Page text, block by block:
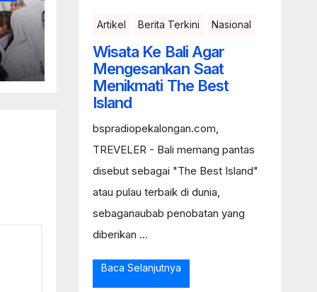
Artikel Berita Terkini Nasional
Wisata Ke Bali Agar
Mengesankan Saat
Menikmati The Best
Island
bspradiopekalongan.com,
TREVELER - Bali memang pantas
disebut sebagai "The Best Island"
atau pulau terbaik di dunia,
sebaganaubab penobatan yang
diberikan ...
Baca Selanjutnya